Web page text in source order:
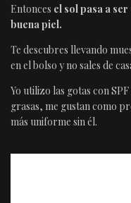
Entonces el sol pasa a
buena piel.
Te descubres llevando
en el bolso y no sales de
Yo utilizo las gotas con
grasas, me gustan como
más uniforme sin él.